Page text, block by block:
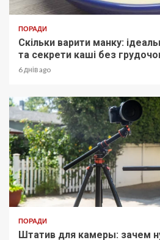
ПОРАДИ
Скільки варити манку:
та секрети каші без
6 днів ago
ПОРАДИ
Штатив для камеры: зачем